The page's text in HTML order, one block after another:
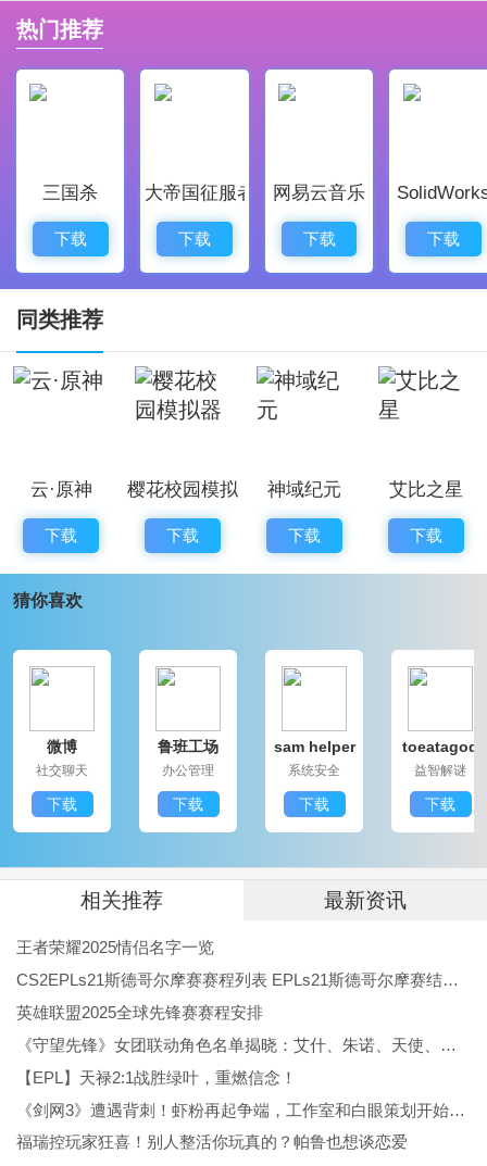
丰富多样的模式：包括可生存的生存模式和专注建设的
创造模式，随时切换，找到自己喜欢的游戏方式。
多样化的资源挖掘与合成：收集木头、石头、铁矿等材
多人联机冒险：通过局域网或服务器，你与朋友可以一
起合作，建造伟大的工程或挑战地下世界的危险生物。
我的世界 游戏亮点
经典版本的复古体验：v0.14.3 非常适合玩家回味早期的
积带来纯粹的 Minecraft 核心趣味。
矿车与红石机制初体验：在这个版本中，红石系统进一
系统，让你的建筑变得更加灵动、有趣。
掠夺与生存共存：玩家要面对黑夜里的怪物袭击，还能
真正的成就感爆发点。
更集中于基础玩法，适配低配置设备，为玩家提供流畅
独特生物生成：这个平台上，你将找到像爬行者、僵
尸、骷髅等敌对生物，但同时还有猪、牛、鸡等友好生
物陪伴，生态较为简单，但也更易掌控。
我的世界 游戏评论
早期的《我的世界》版本，像 v0.14.3，就是一种含
着“经典”标签的作品。玩家们常说这一版本小巧却充满
乐趣，没有后来复杂更新引入的各种机制，更让人怀念
当年为简单的建筑努力采矿的日子。即便是现在仍有许
多老玩家喜欢重新下载旧版“重温当年的感动”，因为它
比后期版本更纯粹、简单，同时也标志着那个自由冒险
时代的开端。
热门推荐
三国杀
下载
大帝国征服者
下载
网易云音乐
下载 下载
同类推荐
云·原神
下载
樱花校园模拟
器
下载
神域纪元
下载
艾比之星
下载
猜你喜欢
微博
社交聊天
下载
鲁班工场
办公管理
下载
sam helper
系统安全
下载
toeatagod
益智解谜
下载
相关推荐 最新资讯
王者荣耀2025情侣名字一览
CS2EPLs21斯德哥尔摩赛赛程列表 EPLs21斯德哥尔摩赛结果公布
英雄联盟2025全球先锋赛赛程安排
《守望先锋》女团联动角色名单揭晓：艾什、朱诺、天使、伊拉锐与D.Va！
【EPL】天禄2:1战胜绿叶，重燃信念！
《剑网3》遭遇背刺！虾粉再起争端，工作室和白眼策划开始反噬
福瑞控玩家狂喜！别人整活你玩真的？帕鲁也想谈恋爱